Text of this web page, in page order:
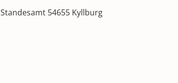
Standesamt 54655 Kyllburg